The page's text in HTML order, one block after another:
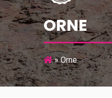
ORNE
»Orne